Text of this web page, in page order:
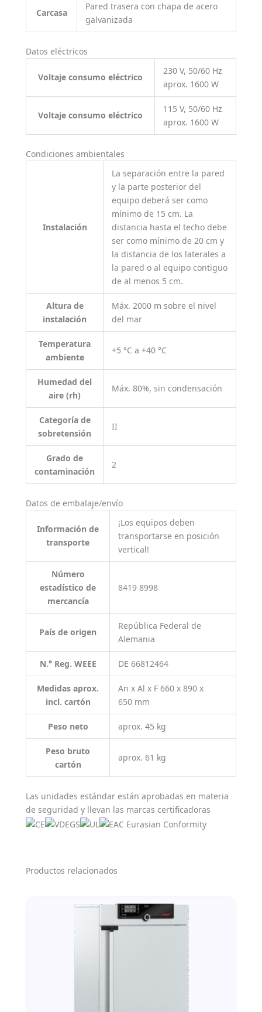
Carcasa
Pared trasera con chapa de acero
galvanizada
Datos eléctricos
Voltaje consumo eléctrico
230 V, 50/60 Hz
aprox. 1600 W
Voltaje consumo eléctrico
115 V, 50/60 Hz
aprox. 1600 W
Condiciones ambientales
Instalación
La separación entre la pared
y la parte posterior del
equipo deberá ser como
mínimo de 15 cm. La
distancia hasta el techo debe
ser como mínimo de 20 cm y
la distancia de los laterales a
la pared o al equipo contiguo
de al menos 5 cm.
Altura de
instalación
Máx. 2000 m sobre el nivel
del mar
Temperatura
ambiente
+5 °C a +40 °C
Humedad del
aire (rh)
Máx. 80%, sin condensación
Categoría de
sobretensión
II
Grado de
contaminación
2
Datos de embalaje/envío
Información de
transporte
¡Los equipos deben
transportarse en posición
vertical!
Número
estadístico de
mercancía
8419 8998
País de origen
República Federal de
Alemania
N.° Reg. WEEE DE 66812464
Medidas aprox.
incl. cartón
An x Al x F 660 x 890 x
650 mm
Peso neto aprox. 45 kg
Peso bruto
cartón
aprox. 61 kg
Las unidades estándar están aprobadas en materia
de seguridad y llevan las marcas certificadoras
Productos relacionados